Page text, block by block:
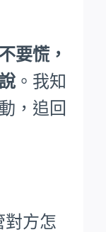
不要慌，
。我知
，追回
對方怎